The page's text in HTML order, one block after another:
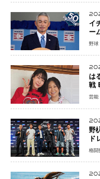
イ
ー
な
野球
は
戦
ん
芸能
野
ド
格闘